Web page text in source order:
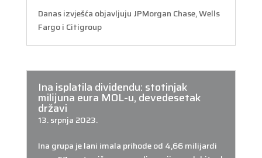
Danas izvješća objavljuju JPMorgan Chase, Wells
Fargo i Citigroup
Ina isplatila dividendu: stotinjak
milĳuna eura MOL-u, devedesetak
državi
13. srpnja 2023.
Ina grupa je lani imala prihode od 4,66 milijardi